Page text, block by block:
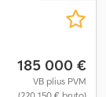
185 000 €
VB plius PVM
(220 150 € bruto)